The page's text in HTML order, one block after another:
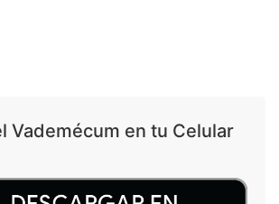
Vademécum en tu Celular